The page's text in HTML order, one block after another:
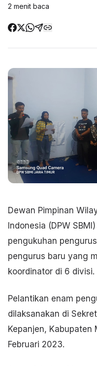
2 menit baca
Dewan Pimpinan
Indonesia (DPW
pengukuhan
pengurus baru yang
koordinator di 6 divisi.
Pelantikan enam
dilaksanakan di
Kepanjen,
Februari 2023.